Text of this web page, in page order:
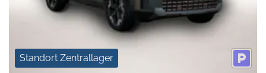
Standort Zentrallager